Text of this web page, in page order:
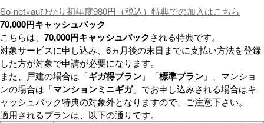
So-net×auひかり初年度980円（税込）特典での加入はこちら
70,000円キャッシュバック
こちらは、 70,000円キャッシュバックされる特典です。
対象サービスに申し込み、6ヵ月後の末日までに支払い方法を登録
した方が対象で申請が必要になります。
また、戸建の場合は「ギガ得プラン 」「標準プラン 」、マンショ
ンの場合は「マンションミニギガ」でお申し込みされる場合はキ
ャッシュバック特典の対象外となりますので、ご注意下さい。
適用されるプランは、以下の通りです。